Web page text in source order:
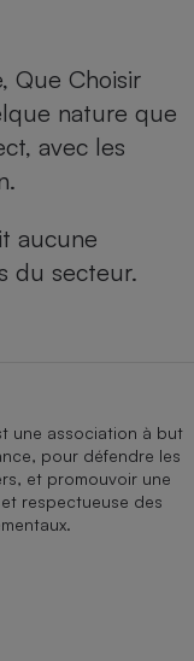
Que Choisir
nature que
avec les
aucune
du secteur.
une association à but
pour défendre les
et promouvoir une
respectueuse des